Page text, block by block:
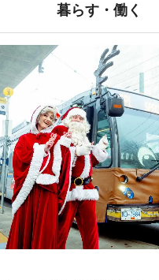
暮らす・働く